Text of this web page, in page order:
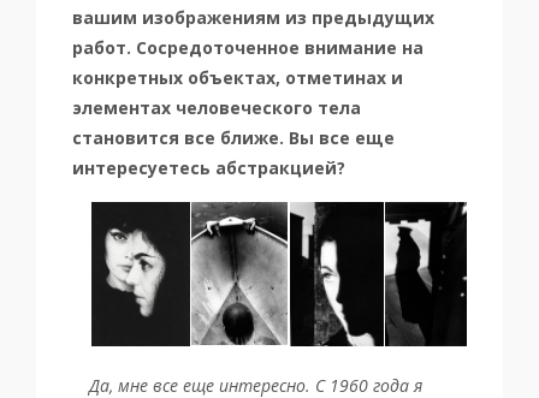
вашим изображениям из предыдущих
работ. Сосредоточенное внимание на
конкретных объектах, отметинах и
элементах человеческого тела
становится все ближе. Вы все еще
интересуетесь абстракцией?
Да, мне все еще интересно. С 1960 года я